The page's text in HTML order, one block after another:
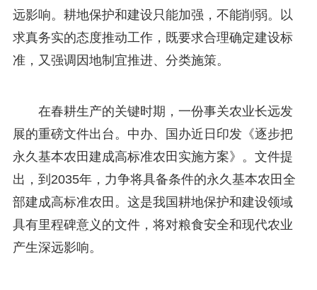
远影响。耕地保护和建设只能加强，不能削弱。以
求真务实的态度推动工作，既要求合理确定建设标
准，又强调因地制宜推进、分类施策。
在春耕生产的关键时期，一份事关农业长远发
展的重磅文件出台。中办、国办近日印发《逐步把
永久基本农田建成高标准农田实施方案》。文件提
出，到2035年，力争将具备条件的永久基本农田全
部建成高标准农田。这是我国耕地保护和建设领域
具有里程碑意义的文件，将对粮食安全和现代农业
产生深远影响。